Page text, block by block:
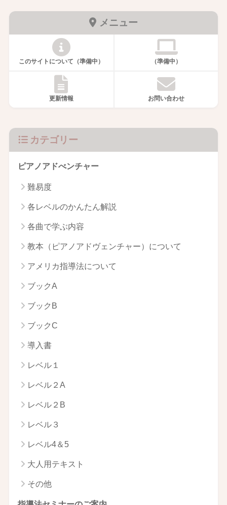
メニュー
このサイトについて（準備中） （準備中）
更新情報 お問い合わせ
カテゴリー
ピアノアドべンチャー
難易度
各レベルのかんたん解説
各曲で学ぶ内容
教本（ピアノアドヴェンチャー）について
アメリカ指導法について
ブックA
ブックB
ブックC
導入書
レベル１
レベル２A
レベル２B
レベル３
レベル4＆5
大人用テキスト
その他